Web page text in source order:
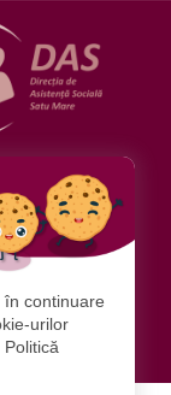
NR.4
în continuare
urilor